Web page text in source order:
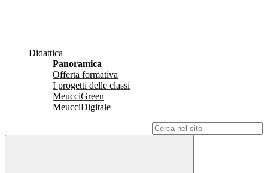
Didattica
Panoramica
Offerta formativa
I progetti delle classi
MeucciGreen
MeucciDigitale